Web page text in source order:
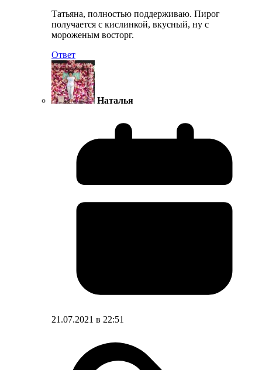
Татьяна, полностью поддерживаю. Пирог
получается с кислинкой, вкусный, ну с
мороженым восторг.
Ответ
Наталья
21.07.2021 в 22:51